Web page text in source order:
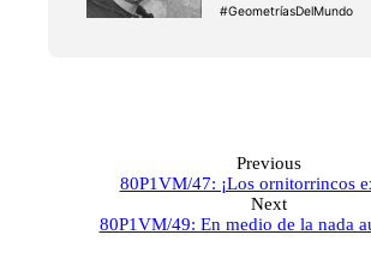
#GeometríasDelMundo
Previous
80P1VM/47: ¡Los ornitorrincos
Next
80P1VM/49: En medio de la nada